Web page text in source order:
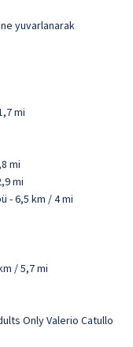
yuvarlanarak
mi
mi
mi
- 6,5 km / 4 mi
/ 5,7 mi
Only Valerio Catullo